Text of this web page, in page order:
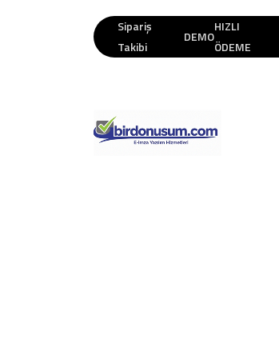
Sipariş
Takibi
DEMO
HIZLI
ÖDEME